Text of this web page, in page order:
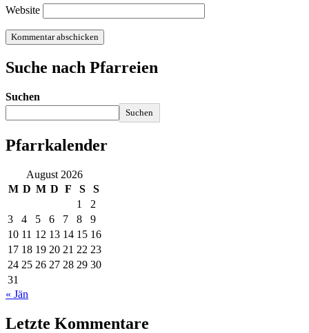
Website
Suche nach Pfarreien
Suchen
Suchen
Pfarrkalender
August 2026
M D M D F S
S
1
2
3
4 5 6 7 8
9
10 11 12 13 14 15 16
17 18 19 20 21 22 23
24 25 26 27 28 29 30
31
« Jän
Letzte Kommentare